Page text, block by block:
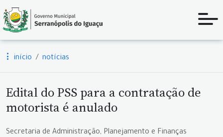
início notícias
Edital do PSS para a contratação de
motorista é anulado
Secretaria de Administração, Planejamento e Finanças